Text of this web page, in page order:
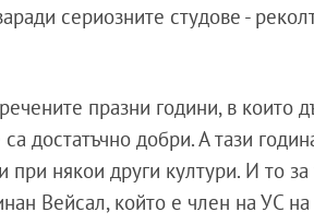
сериозните студове -
празни години, в които
достатъчно добри. А тази
някои други култури. И то
Вейсал, който е член на УС